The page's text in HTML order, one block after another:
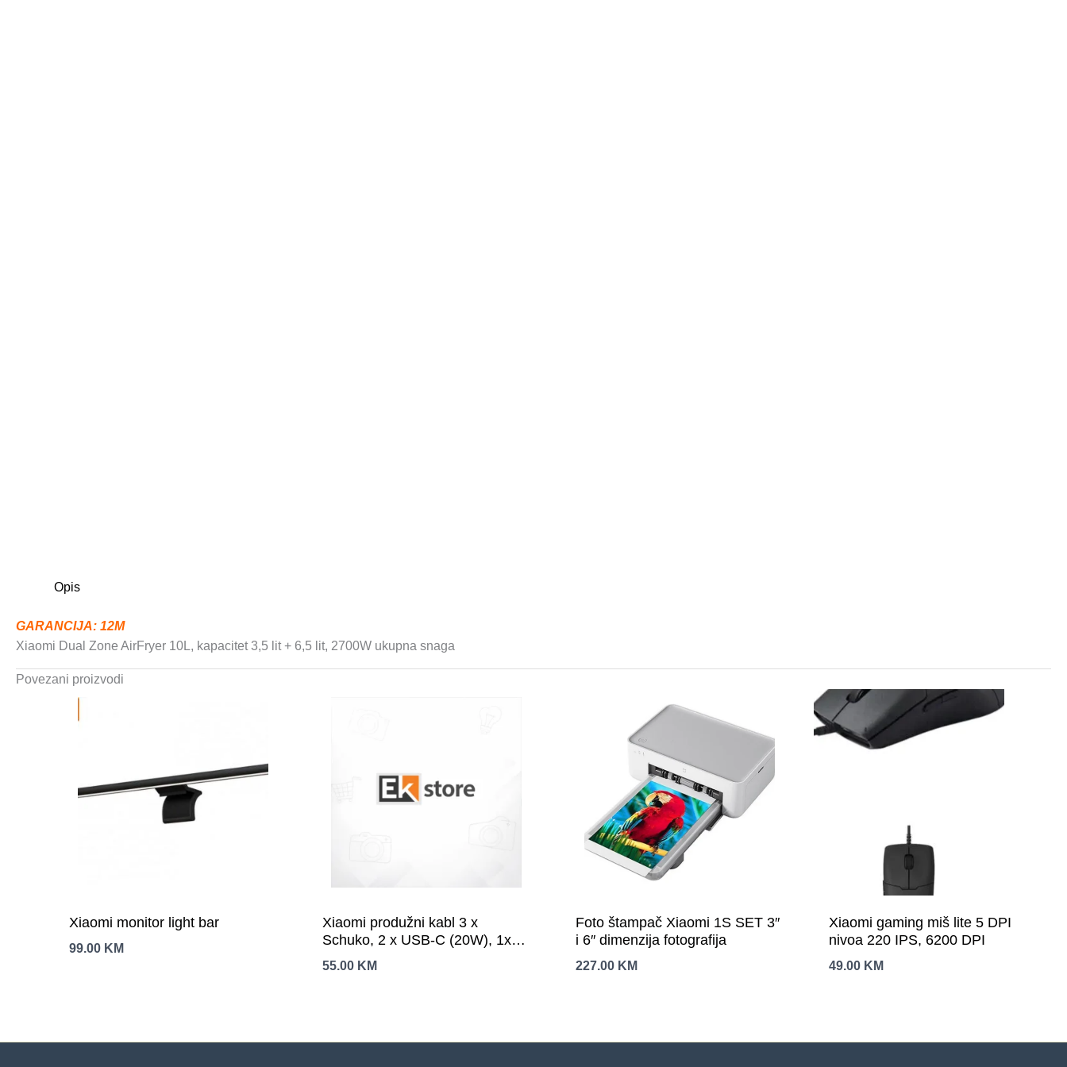
Opis
GARANCIJA: 12M
Xiaomi Dual Zone AirFryer 10L, kapacitet 3,5 lit + 6,5 lit, 2700W ukupna snaga
Povezani proizvodi
Xiaomi monitor light bar
99.00 KM
Xiaomi produžni kabl 3 x
Schuko, 2 x USB-C (20W), 1x
USB-A (15W), dužina 1.4 m
55.00 KM
Foto štampač Xiaomi 1S SET 3″
i 6″ dimenzija fotografija
227.00 KM
Xiaomi gaming miš lite 5 DPI
nivoa 220 IPS, 6200 DPI
49.00 KM